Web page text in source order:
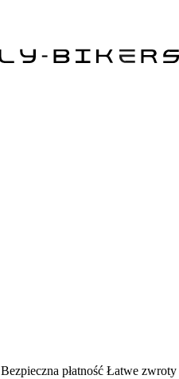
Bezpieczna płatność Łatwe zwroty